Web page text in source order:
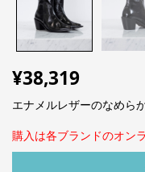
¥38,319
エナメルレザーのなめら
購入は各ブランドのオン